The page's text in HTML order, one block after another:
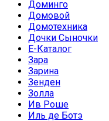
Доминго
Домовой
Домотехника
Дочки Сыночки
Е-Каталог
Зара
Зарина
Зенден
Золла
Ив Роше
Иль де Ботэ